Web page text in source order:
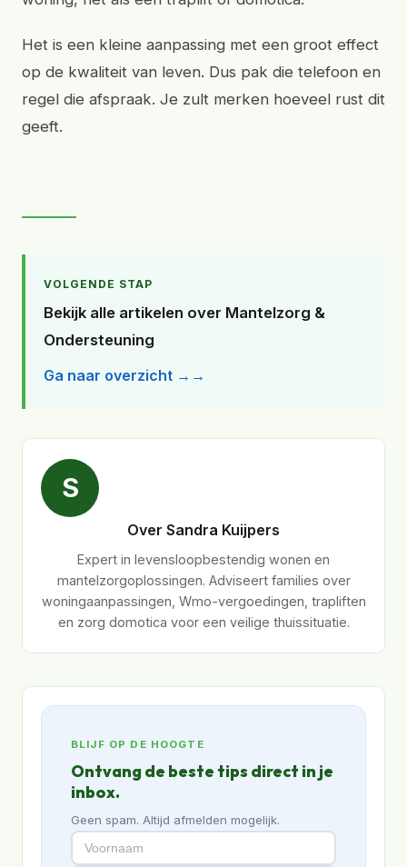
Het is een kleine aanpassing met een groot effect
op de kwaliteit van leven. Dus pak die telefoon en
regel die afspraak. Je zult merken hoeveel rust dit
geeft.
VOLGENDE STAP
Bekijk alle artikelen over Mantelzorg &
Ondersteuning
Ga naar overzicht →
S
Over Sandra Kuijpers
Expert in levensloopbestendig wonen en
mantelzorgoplossingen. Adviseert families over
woningaanpassingen, Wmo-vergoedingen, trapliften
en zorg domotica voor een veilige thuissituatie.
BLIJF OP DE HOOGTE
Ontvang de beste tips direct in je
inbox.
Geen spam. Altijd afmelden mogelijk.